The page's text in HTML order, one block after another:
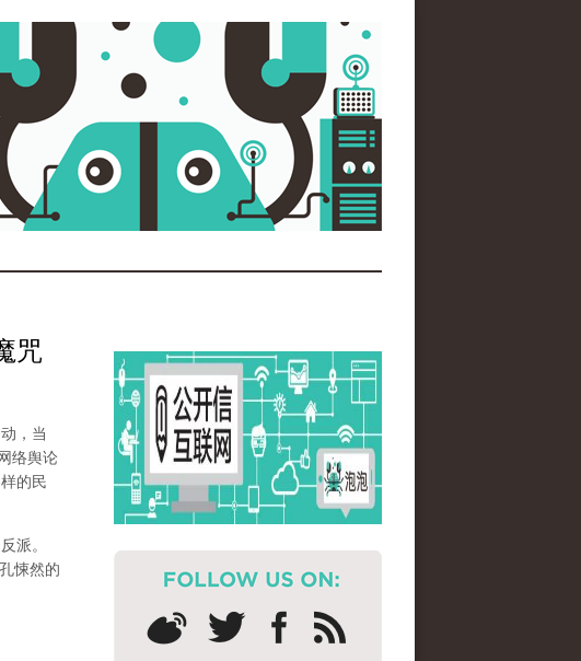
咒
，当
络舆论
的民
派。
悚然的